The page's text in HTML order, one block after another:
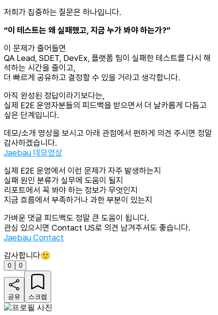
저희가 집중하는 질문은 하나입니다.
“이 테스트는 왜 실패했고, 지금 누가 봐야 하는가?”
이 문제가 줄어들면
QA Lead, SDET, DevEx, 플랫폼 팀이 실패한 테스트를 다시 해
석하는 시간을 줄이고,
더 빠르게 공유하고 결정할 수 있을 거라고 생각합니다.
아직 완성된 정답이라기보다는,
실제 E2E 운영자분들의 피드백을 받으면서 더 날카롭게 다듬고
싶은 단계입니다.
데모/소개 영상을 보시고 아래 관점에서 편하게 의견 주시면 정말
감사하겠습니다.
Jaebau 데모영상
실제 E2E 운영에서 이런 문제가 자주 발생하는지
실패 원인 분류가 실무에 도움이 될지
리포트에서 꼭 봐야 하는 정보가 무엇인지
지금 흐름에서 부족하거나 과한 부분이 있는지
가벼운 댓글 피드백도 정말 큰 도움이 됩니다.
관심 있으시면 Contact US로 의견 남겨주셔도 좋습니다.
Jaebau Contact
감사합니다🙂
0 0
공유 스크랩